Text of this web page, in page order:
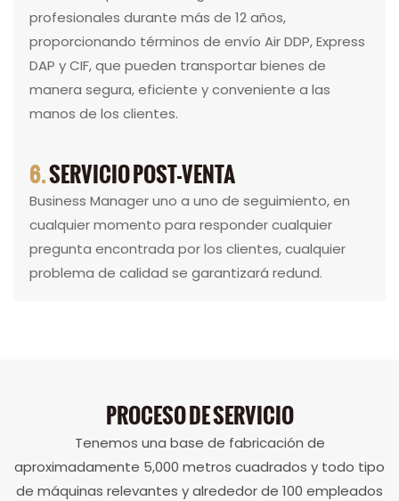
profesionales durante más de 12 años,
proporcionando términos de envío Air DDP, Express
DAP y CIF, que pueden transportar bienes de
manera segura, eficiente y conveniente a las
manos de los clientes.
6.SERVICIO POST-VENTA
Business Manager uno a uno de seguimiento, en
cualquier momento para responder cualquier
pregunta encontrada por los clientes, cualquier
problema de calidad se garantizará redund.
PROCESO DE SERVICIO
Tenemos una base de fabricación de
aproximadamente 5,000 metros cuadrados y todo tipo
de máquinas relevantes y alrededor de 100 empleados